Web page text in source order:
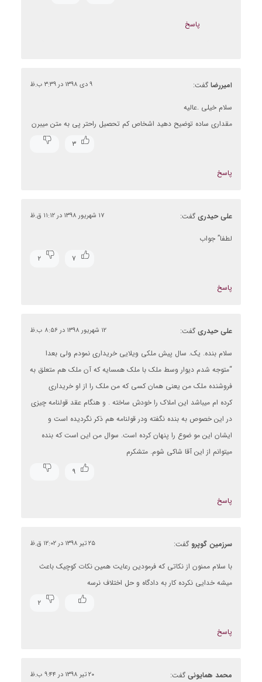
پاسخ
امیررضا گفت: ۹ دی ۱۳۹۸ در ۳:۳۹ ب.ظ
سلام خیلی .عالیه
مقداری ساده توضیح دهید اشخاص کم تحصیل راحتر پی به متن میبرن
۳
پاسخ
علی حیدری گفت: ۱۷ شهریور ۱۳۹۸ در ۱۱:۱۲ ق.ظ
لطفا” جواب
۷
۲
پاسخ
علی حیدری گفت: ۱۲ شهریور ۱۳۹۸ در ۸:۵۶ ب.ظ
سلام بنده. یک. سال پیش ملکی ویلایی خریداری نمودم ولی بعدا
“متوجه شدم دیوار وسط ملک با ملک همسایه که آن ملک هم متعلق به
فروشنده ملک من یعنی همان کسی که من ملک را از او خریداری
کرده ام میباشد این املاک را خودش ساخته . و هنگام عقد قولنامه چیزی
در این خصوص به بنده نگفته ودر قولنامه هم ذکر نگردیده است و
ایشان این مو ضوع را پنهان کرده است. سوال من این است که بنده
میتوانم از این آقا شاکی شوم. متشکرم
۹
پاسخ
سرزمین گوپرو گفت: ۲۵ تیر ۱۳۹۸ در ۱۲:۰۲ ق.ظ
با سلام ممنون از نکاتی که فرمودین رعایت همین نکات کوچیک باعث
میشه خدایی نکرده کار به دادگاه و حل اختلاف نرسه
۲
پاسخ
محمد همایونی گفت: ۲۰ تیر ۱۳۹۸ در ۹:۴۴ ب.ظ